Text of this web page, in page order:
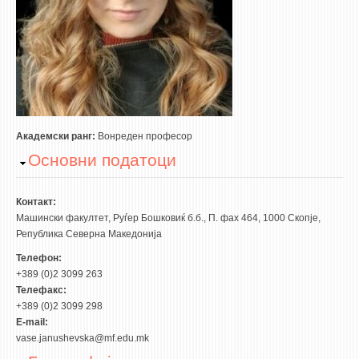
WATERBRIDGING
CIRASIM
ENERGET
AIR QUALITY MODELLING
АКТИ
АКТИ
АНКЕТИ И САМОЕВАЛУАЦИИ
ЗАВРШНИ СМЕТКИ
ТЕЛЕФОНСКИ ИМЕНИК
ALUMNI MFS
ИЗВЕСТУВАЊА
Академски ранг: Вонредeн професор
Hide
Основни податоци
Контакт:
Машински факултет, Руѓер Бошковиќ б.б., П. фах 464, 1000 Скопје,
Република Северна Македонија
Телефон:
+389 (0)2 3099 263
Телефакс:
+389 (0)2 3099 298
E-mail:
vase.janushevska@mf.edu.mk